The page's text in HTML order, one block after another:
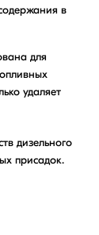
в
для
удаляет
дизельного
присадок.